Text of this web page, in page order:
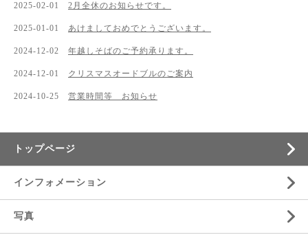
2025-02-01 2月全休のお知らせです。
2025-01-01 あけましておめでとうございます。
2024-12-02 年越しそばのご予約承ります。
2024-12-01 クリスマスオードブルのご案内
2024-10-25 営業時間等 お知らせ
トップページ
インフォメーション
写真